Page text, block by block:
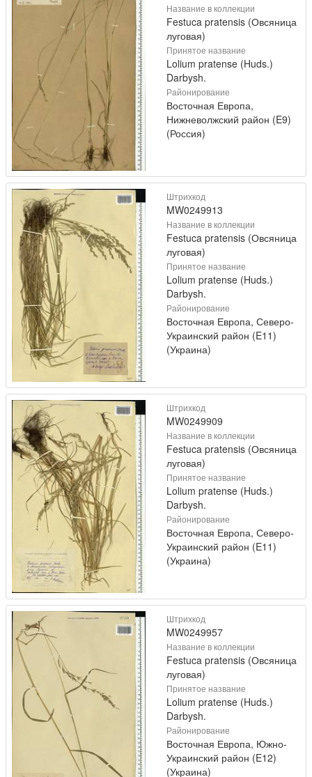
Название в коллекции
Festuca pratensis (Овсяница
луговая)
Принятое название
Lolium pratense (Huds.)
Darbysh.
Районирование
Восточная Европа,
Нижневолжский район (E9)
(Россия)
Штрихкод
MW0249913
Название в коллекции
Festuca pratensis (Овсяница
луговая)
Принятое название
Lolium pratense (Huds.)
Darbysh.
Районирование
Восточная Европа, Северо-
Украинский район (E11)
(Украина)
Штрихкод
MW0249909
Название в коллекции
Festuca pratensis (Овсяница
луговая)
Принятое название
Lolium pratense (Huds.)
Darbysh.
Районирование
Восточная Европа, Северо-
Украинский район (E11)
(Украина)
Штрихкод
MW0249957
Название в коллекции
Festuca pratensis (Овсяница
луговая)
Принятое название
Lolium pratense (Huds.)
Darbysh.
Районирование
Восточная Европа, Южно-
Украинский район (E12)
(Украина)